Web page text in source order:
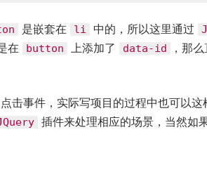
是嵌套在 li 中的，所以这里通过
在 button 上添加了 data-id ，那
击事件，实际写项目的过程中也可以
插件来处理相应的场景，当然如